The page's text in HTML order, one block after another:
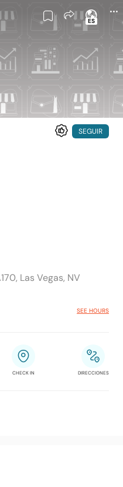
ES
SEGUIR
Las Vegas, NV
SEE HOURS
CHECK IN DIRECCIONES